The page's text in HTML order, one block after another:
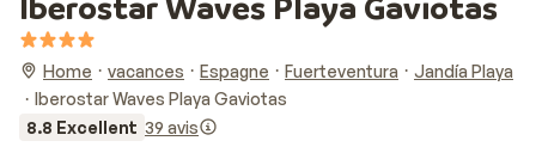
Home vacances Espagne Fuerteventura
Jandía Playa
Iberostar Waves Playa Gaviotas
8.8 Excellent 39 avis